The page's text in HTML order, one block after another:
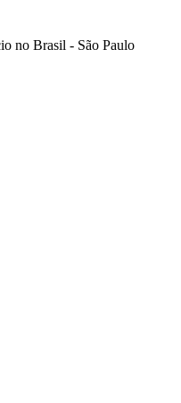
no Brasil - São Paulo